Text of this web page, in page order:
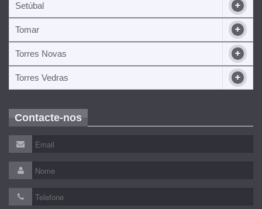
Setúbal
Tomar
Torres Novas
Torres Vedras
Contacte-nos